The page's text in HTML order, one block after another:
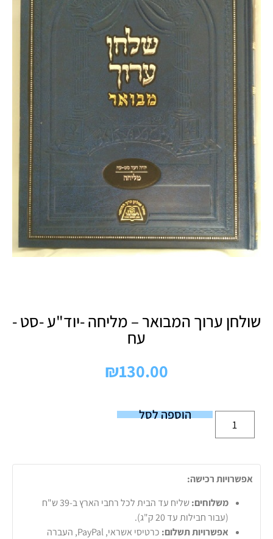
שולחן ערוך המבואר – מליחה -יוד"ע -סט -
עח
₪130.00
הוספה לסל
אפשרויות רכישה:
משלוחים:
שליח עד הבית לכל רחבי הארץ ב-39 ש"ח
(עבור חבילות עד 20 ק"ג).
אפשרויות תשלום:
כרטיסי אשראי, PayPal, העברה